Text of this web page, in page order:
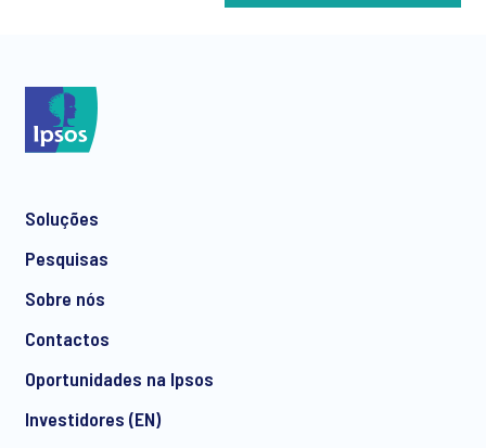
Soluções
Pesquisas
Sobre nós
Contactos
Oportunidades na Ipsos
Investidores (EN)